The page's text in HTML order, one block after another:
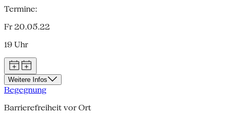
Termine:
Fr 20.05.22
19 Uhr
Weitere Infos
Begegnung
Barrierefreiheit vor Ort